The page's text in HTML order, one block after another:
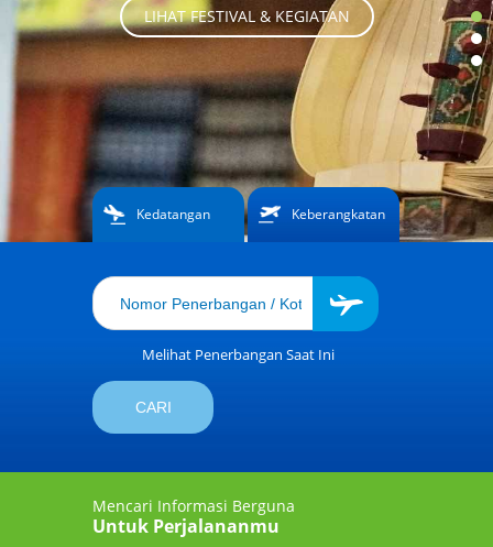
LIHAT FESTIVAL & KEGIATAN
Kedatangan Keberangkatan
Melihat Penerbangan Saat Ini
Mencari Informasi Berguna
Untuk Perjalananmu